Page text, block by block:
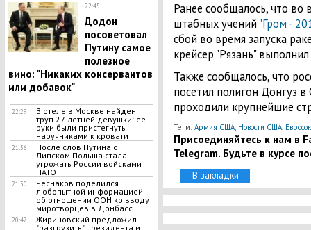
22:45
​Додон
посоветовал
Путину самое
полезное
вино: "Никаких консервантов
или добавок"
22:29
В отеле в Москве найден
труп 27-летней девушки: ее
руки были пристегнуты
наручниками к кровати
21:56
​После слов Путина о
Липском Польша стала
угрожать России войсками
НАТО
21:30
Чеснаков поделился
любопытной информацией
об отношении ООН ко вводу
миротворцев в Донбасс
20:47
Жириновский предложил
"разгрузить" президента и
Ранее сообщалось, что во
штабных учений "Гром -
сбой во время запуска
крейсер "Рязань"
Также сообщалось, что
посетил полигон Донгуз
проходили крупнейшие
Теги: Армия США, Новости США,
Присоединяйтесь к нам в
Telegram. Будьте в курсе
В закладки